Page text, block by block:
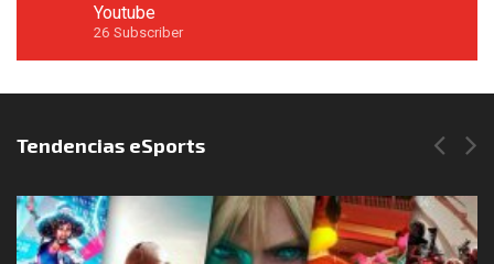
Youtube
26 Subscriber
Síguenos en Instagram
Tendencias eSports